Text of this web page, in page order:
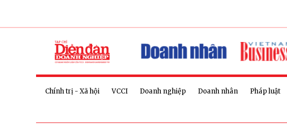
Chính trị - Xã hội VCCI Doanh nghiệp Doanh nhân Pháp luật